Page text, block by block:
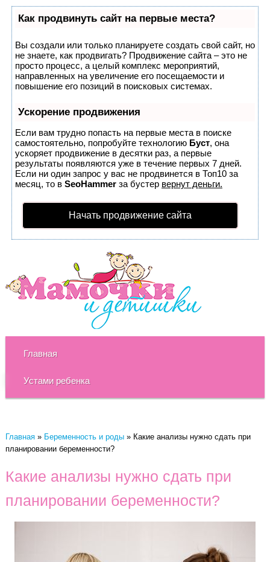
Как продвинуть сайт на первые места?
Вы создали или только планируете создать свой сайт, но
не знаете, как продвигать? Продвижение сайта – это не
просто процесс, а целый комплекс мероприятий,
направленных на увеличение его посещаемости и
повышение его позиций в поисковых системах.
Ускорение продвижения
Если вам трудно попасть на первые места в поиске
самостоятельно, попробуйте технологию Буст, она
ускоряет продвижение в десятки раз, а первые
результаты появляются уже в течение первых 7 дней.
Если ни один запрос у вас не продвинется в Топ10 за
месяц, то в SeoHammerза бустер вернут деньги.
Начать продвижение сайта
Главная
Устами ребенка
Главная» Беременность и роды» Какие анализы нужно сдать при
планировании беременности?
Какие анализы нужно сдать при
планировании беременности?